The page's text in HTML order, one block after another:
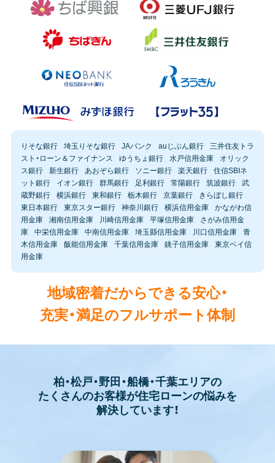
りそな銀行 埼玉りそな銀行 JAバンク auじぶん銀行
三井住友トラ
スト・ローン＆ファイナンス
ゆうちょ銀行 水戸信用金庫
オリック
ス銀行
新生銀行 あおぞら銀行 ソニー銀行 楽天銀行
住信SBIネ
ット銀行
イオン銀行 群馬銀行 足利銀行 常陽銀行 筑波銀行
武
蔵野銀行
横浜銀行 東和銀行 栃木銀行 京葉銀行
きらぼし銀行
東日本銀行
東京スター銀行 神奈川銀行 横浜信用金庫
かながわ信
用金庫
湘南信用金庫 川崎信用金庫 平塚信用金庫
さがみ信用金
庫
中栄信用金庫 中南信用金庫 埼玉縣信用金庫 川口信用金庫
青
木信用金庫
飯能信用金庫 千葉信用金庫 銚子信用金庫
東京ベイ信
用金庫
地域密着だからできる安心・
充実・満足のフルサポート体制
柏・松戸・野田・船橋・千葉エリアの
たくさんのお客様が住宅ローンの悩みを
解決しています！